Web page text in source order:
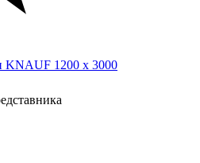
KNAUF 1200 х 3000